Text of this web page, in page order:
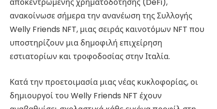
αποκεντρωμένης χρηματοδότησης (DeFi),
ανακοίνωσε σήμερα την ανανέωση της Συλλογής
Welly Friends NFT, μιας σειράς καινοτόμων NFT που
υποστηρίζουν μια δημοφιλή επιχείρηση
εστιατορίων και τροφοδοσίας στην Ιταλία.
Κατά την προετοιμασία μιας νέας κυκλοφορίας, οι
δημιουργοί του Welly Friends NFT έχουν